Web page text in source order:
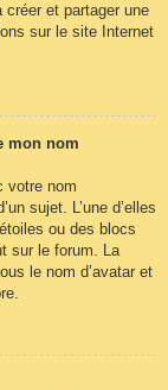
créer et partager une
sur le site Internet
mon nom
votre nom
sujet. L’une d’elles
ou des blocs
sur le forum. La
le nom d’avatar et